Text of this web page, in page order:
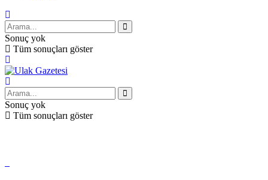
Sonuç yok
Tüm sonuçları göster
Sonuç yok
Tüm sonuçları göster